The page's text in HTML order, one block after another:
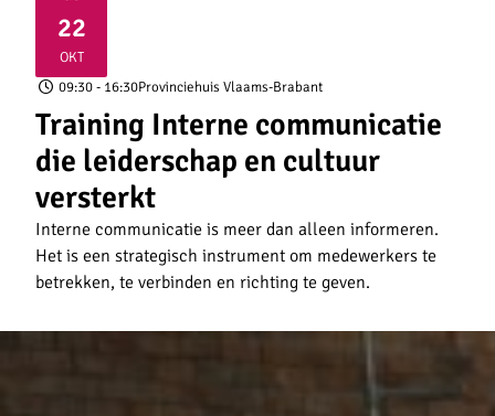
22
OKT
2026
09:30- 16:30Provinciehuis Vlaams-Brabant
Training Interne communicatie
die leiderschap en cultuur
versterkt
Interne communicatie is meer dan alleen informeren.
Het is een strategisch instrument om medewerkers te
betrekken, te verbinden en richting te geven.